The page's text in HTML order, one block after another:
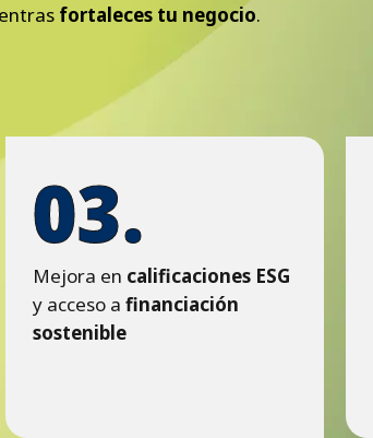
fortaleces tu negocio.
03.
Mejora en calificaciones ESG
y acceso a financiación
sostenible